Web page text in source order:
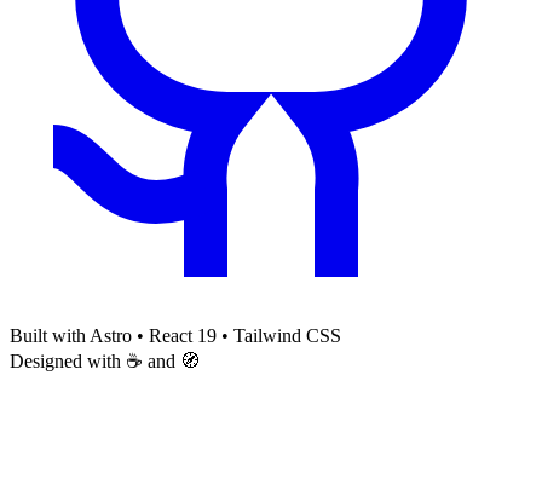
Built with Astro • React 19 • Tailwind CSS
Designed with ☕ and 🧭